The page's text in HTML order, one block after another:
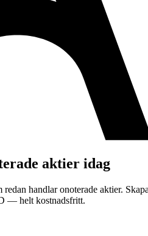
aktier idag
handlar onoterade aktier.
— helt kostnadsfritt.